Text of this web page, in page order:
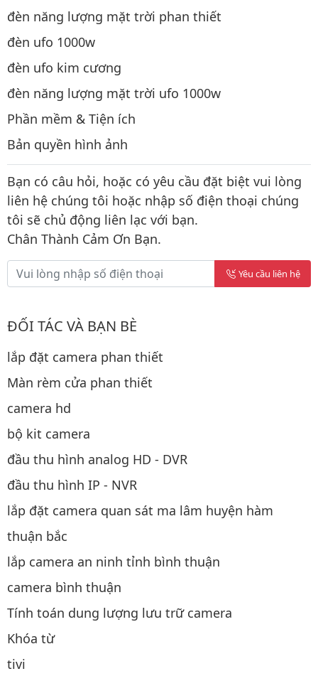
đèn năng lượng mặt trời phan thiết
đèn ufo 1000w
đèn ufo kim cương
đèn năng lượng mặt trời ufo 1000w
Phần mềm & Tiện ích
Bản quyền hình ảnh
Bạn có câu hỏi, hoặc có yêu cầu đặt biệt vui lòng
liên hệ chúng tôi hoặc nhập số điện thoại chúng
tôi sẽ chủ động liên lạc với bạn.
Chân Thành Cảm Ơn Bạn.
Yêu cầu liên hệ
ĐỐI TÁC VÀ BẠN BÈ
lắp đặt camera phan thiết
Màn rèm cửa phan thiết
camera hd
bộ kit camera
đầu thu hình analog HD - DVR
đầu thu hình IP - NVR
lắp đặt camera quan sát ma lâm huyện hàm
thuận bắc
lắp camera an ninh tỉnh bình thuận
camera bình thuận
Tính toán dung lượng lưu trữ camera
Khóa từ
tivi